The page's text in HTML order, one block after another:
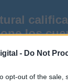
- Do Not
opt-out of the sale,
los
medios